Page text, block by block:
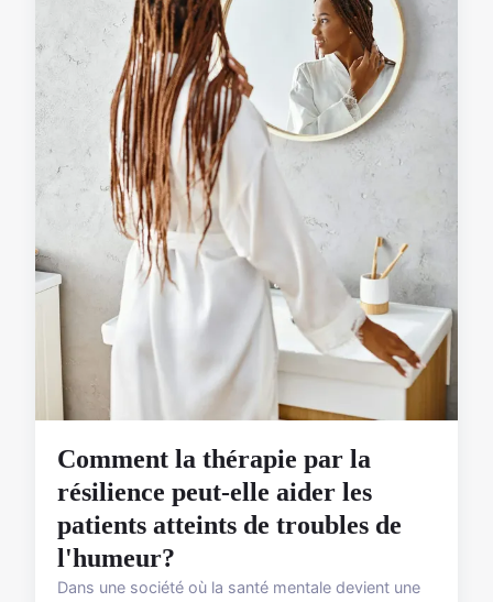
Comment la thérapie par la
résilience peut-elle aider les
patients atteints de troubles de
l'humeur?
Dans une société où la santé mentale devient une